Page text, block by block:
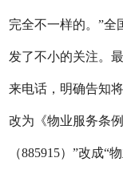
完全不一样的。”全
发了不小的关注。
来电话，明确告知
改为《物业服务条
（885915）”改成“